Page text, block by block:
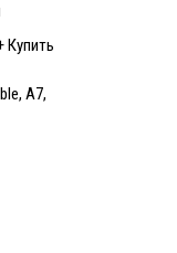
Купить
A7,